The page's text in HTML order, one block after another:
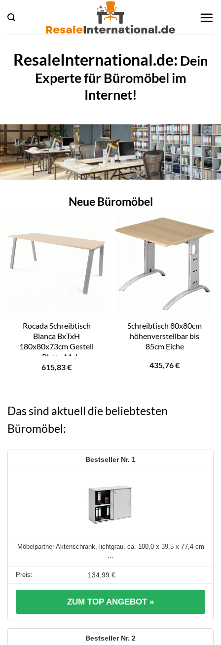
Inhalt
springen
ResaleInternational.de: Dein
Experte für Büromöbel im
Internet!
Neue Büromöbel
Rocada Schreibtisch
Blanca BxTxH
180x80x73cm Gestell
grau Platte Melam
615,83€
Schreibtisch 80x80cm
höhenverstellbar bis
85cm Eiche
435,76€
Das sind aktuell die beliebtesten
Büromöbel:
1
Möbelpartner Aktenschrank, lichtgrau, ca. 100,0 x 39,5 x 77,4 cm
...
134,99 €
ZUM TOP ANGEBOT »
2